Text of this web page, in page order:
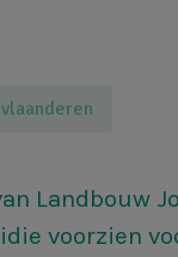
vlaanderen
Landbouw
voorzien